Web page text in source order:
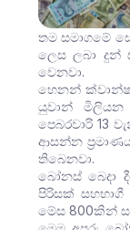
තම සමාගමේ
ලෙස ලබා දුන්
වෙනවා.
හෙනන්
යුවාන් මිලියන
පෙබරවාරි 13
ආසන්න
තිබෙනවා.
බෝනස් බෙදා
පිරිසක්
මේස 800කින්